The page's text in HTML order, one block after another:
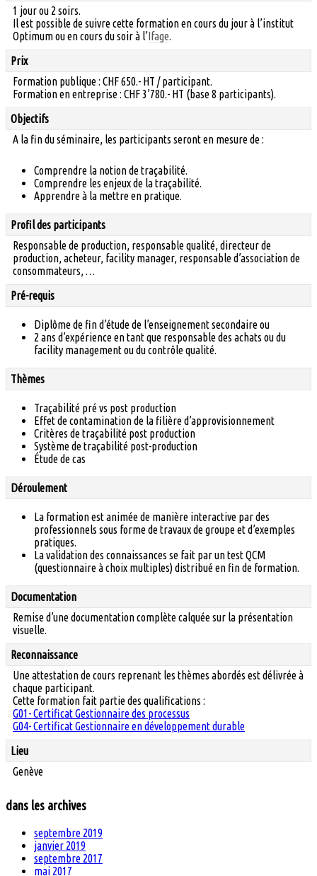
1 jour ou 2 soirs.
Il est possible de suivre cette formation en cours du jour à l’institut
Optimum ou en cours du soir à l’Ifage.
Prix
Formation publique : CHF 650.- HT / participant.
Formation en entreprise : CHF 3’780.- HT (base 8 participants).
Objectifs
A la fin du séminaire, les participants seront en mesure de :
Comprendre la notion de traçabilité.
Comprendre les enjeux de la traçabilité.
Apprendre à la mettre en pratique.
Profil des participants
Responsable de production, responsable qualité, directeur de
production, acheteur, facility manager, responsable d’association de
consommateurs, …
Pré-requis
Diplôme de fin d’étude de l’enseignement secondaire ou
2 ans d’expérience en tant que responsable des achats ou du
facility management ou du contrôle qualité.
Thèmes
Traçabilité pré vs post production
Effet de contamination de la filière d’approvisionnement
Critères de traçabilité post production
Système de traçabilité post-production
Étude de cas
Déroulement
La formation est animée de manière interactive par des
professionnels sous forme de travaux de groupe et d’exemples
pratiques.
La validation des connaissances se fait par un test QCM
(questionnaire à choix multiples) distribué en fin de formation.
Documentation
Remise d’une documentation complète calquée sur la présentation
visuelle.
Reconnaissance
Une attestation de cours reprenant les thèmes abordés est délivrée à
chaque participant.
Cette formation fait partie des qualifications :
G01- Certificat Gestionnaire des processus
G04- Certificat Gestionnaire en développement durable
Lieu
Genève
dans les archives
septembre 2019
janvier 2019
septembre 2017
mai 2017